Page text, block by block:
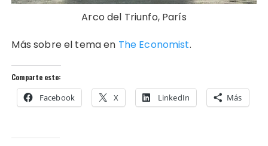
Arco del Triunfo, París
Más sobre el tema en The Economist.
Comparte esto:
Facebook X LinkedIn Más